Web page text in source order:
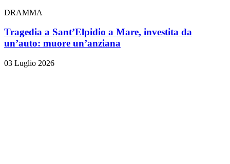
DRAMMA
Tragedia a Sant’Elpidio a Mare, investita da
un’auto: muore un’anziana
03 Luglio 2026